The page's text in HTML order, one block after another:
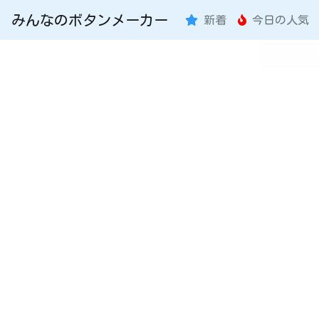
みんなのボタンメーカー 新着 今日の人気